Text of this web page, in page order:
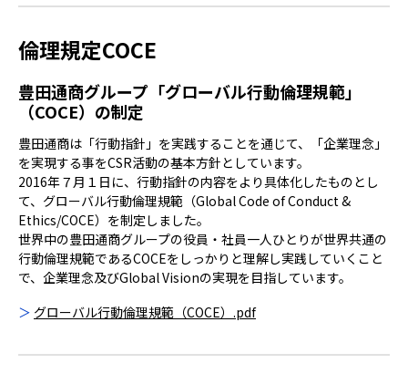
倫理規定COCE
豊田通商グループ「グローバル行動倫理規範」
（COCE）の制定
豊田通商は「行動指針」を実践することを通じて、「企業理念」
を実現する事をCSR活動の基本方針としています。
2016年７月１日に、行動指針の内容をより具体化したものとし
て、グローバル行動倫理規範（Global Code of Conduct &
Ethics/COCE）を制定しました。
世界中の豊田通商グループの役員・社員一人ひとりが世界共通の
行動倫理規範であるCOCEをしっかりと理解し実践していくこと
で、企業理念及びGlobal Visionの実現を目指しています。
グローバル行動倫理規範（COCE）.pdf